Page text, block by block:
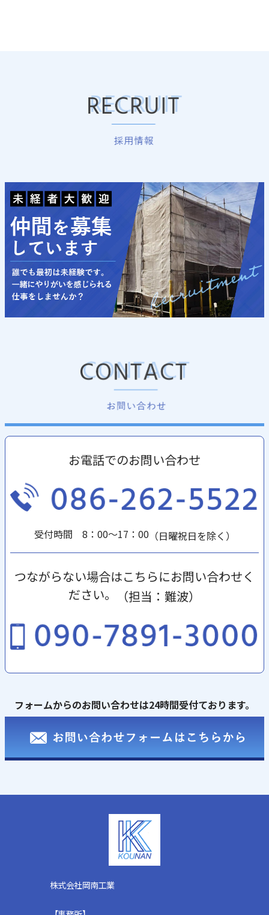
お電話でのお問い合わせ
受付時間 8：00～17：00（日曜祝日を除く）
つながらない場合はこちらにお問い合わせく
ださい。
（担当：難波）
フォームからのお問い合わせは24時間受付ております。
株式会社岡南工業